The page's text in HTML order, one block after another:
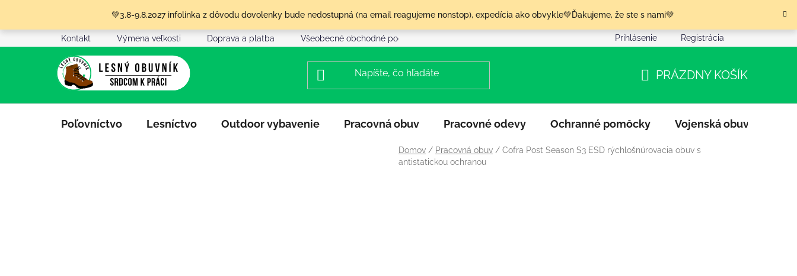
obsah
💚3.8-9.8.2027 infolinka z dôvodu dovolenky bude nedostupná (na email reagujeme nonstop), expedícia ako obvykle💚Ďakujeme, že ste s nami💚
Kontakt Výmena veľkosti Doprava a platba Všeobecné obchodné podmienky Podmienky ochrany osobných údajov
Prihlásenie Registrácia
KOŠÍK
PRÁZDNY KOŠÍK
Poľovníctvo Lesníctvo Outdoor vybavenie Pracovná obuv Pracovné odevy Ochranné pomôcky Vojenská obuv
Domov / Pracovná obuv / Cofra Post Season S3 ESD rýchlošnúrovacia obuv s
antistatickou ochranou